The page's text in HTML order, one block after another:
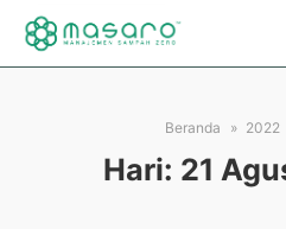
Beranda 2022
Hari: 21